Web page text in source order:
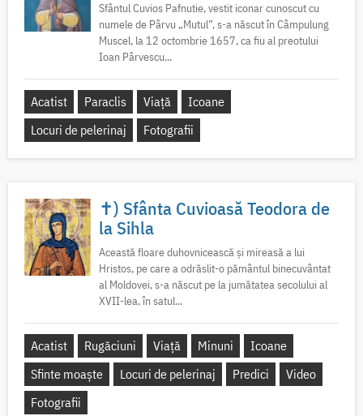
Sfântul Cuvios Pafnutie, vestit iconar cunoscut cu
numele de Pârvu „Mutul”, s-a născut în Câmpulung
Muscel, la 12 octombrie 1657, ca fiu al preotului
Ioan Pârvescu...
Acatist Paraclis Viață
Icoane
Locuri de pelerinaj
Fotografii
✝) Sfânta Cuvioasă Teodora de
la Sihla
Această floare duhovnicească și mireasă a lui
Hristos, pe care a odrăslit-o pământul binecuvântat
al Moldovei, s-a născut pe la jumătatea secolului al
XVII-lea, în satul...
Acatist Rugăciuni Viață Minuni
Icoane
Sfinte moaște
Locuri de pelerinaj Predici
Video
Fotografii